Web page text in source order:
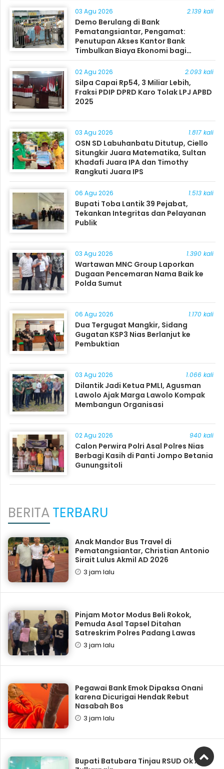
03 Agu 2026 2.139 kali
Demo Berulang di Bank
Pematangsiantar, Pengamat:
Penutupan Akses Kantor Bank
Timbulkan Biaya Ekonomi bagi
Masyarakat
02 Agu 2026 2.093 kali
Silpa Capai Rp54, 3 Miliar Lebih,
Fraksi PDIP DPRD Karo Tolak LPJ APBD
2025
03 Agu 2026 1.817 kali
OSN SD Labuhanbatu Ditutup, Ciello
Situngkir Juara Matematika, Sultan
Khadafi Juara IPA dan Timothy
Rangkuti Juara IPS
06 Agu 2026 1.513 kali
Bupati Toba Lantik 39 Pejabat,
Tekankan Integritas dan Pelayanan
Publik
03 Agu 2026 1.390 kali
Wartawan MNC Group Laporkan
Dugaan Pencemaran Nama Baik ke
Polda Sumut
06 Agu 2026 1.170 kali
Dua Tergugat Mangkir, Sidang
Gugatan KSP3 Nias Berlanjut ke
Pembuktian
03 Agu 2026 1.066 kali
Dilantik Jadi Ketua PMLI, Agusman
Lawolo Ajak Marga Lawolo Kompak
Membangun Organisasi
02 Agu 2026 940 kali
Calon Perwira Polri Asal Polres Nias
Berbagi Kasih di Panti Jompo Betania
Gunungsitoli
BERITATERBARU
Anak Mandor Bus Travel di
Pematangsiantar, Christian Antonio
Sirait Lulus Akmil AD 2026
3 jam lalu
Pinjam Motor Modus Beli Rokok,
Pemuda Asal Tapsel Ditahan
Satreskrim Polres Padang Lawas
3 jam lalu
Pegawai Bank Emok Dipaksa Onani
karena Dicurigai Hendak Rebut
Nasabah Bos
3 jam lalu
Bupati Batubara Tinjau RSUD Ok Arya